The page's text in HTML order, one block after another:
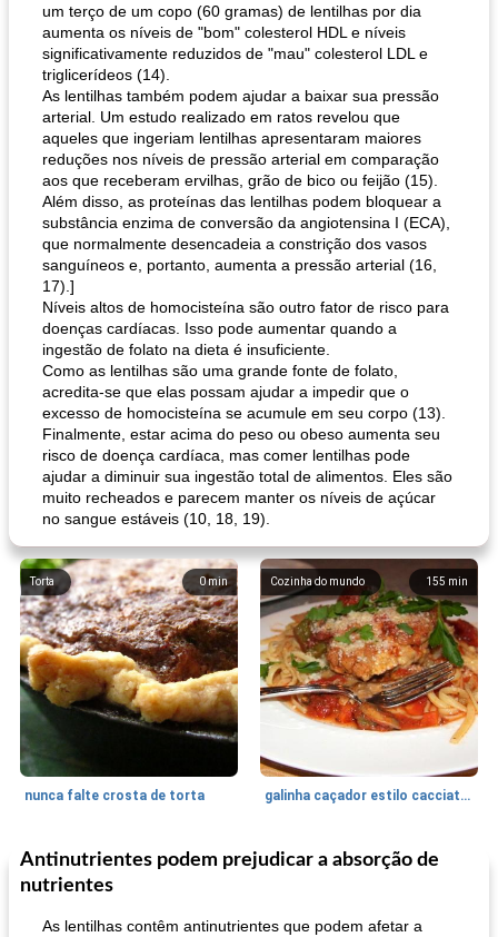
um terço de um copo (60 gramas) de lentilhas por dia
aumenta os níveis de "bom" colesterol HDL e níveis
significativamente reduzidos de "mau" colesterol LDL e
triglicerídeos (14).
As lentilhas também podem ajudar a baixar sua pressão
arterial. Um estudo realizado em ratos revelou que
aqueles que ingeriam lentilhas apresentaram maiores
reduções nos níveis de pressão arterial em comparação
aos que receberam ervilhas, grão de bico ou feijão (15).
Além disso, as proteínas das lentilhas podem bloquear a
substância enzima de conversão da angiotensina I (ECA),
que normalmente desencadeia a constrição dos vasos
sanguíneos e, portanto, aumenta a pressão arterial (16,
17).]
Níveis altos de homocisteína são outro fator de risco para
doenças cardíacas. Isso pode aumentar quando a
ingestão de folato na dieta é insuficiente.
Como as lentilhas são uma grande fonte de folato,
acredita-se que elas possam ajudar a impedir que o
excesso de homocisteína se acumule em seu corpo (13).
Finalmente, estar acima do peso ou obeso aumenta seu
risco de doença cardíaca, mas comer lentilhas pode
ajudar a diminuir sua ingestão total de alimentos. Eles são
muito recheados e parecem manter os níveis de açúcar
no sangue estáveis ​​(10, 18, 19).
0min
Torta
nunca falte crosta de torta
155 min
Cozinha do mundo
galinha caçador estilo cacciatore
1470min
Feriados e Eventos 25
Punch Beverage
Antinutrientes podem prejudicar a absorção de
nutrientes
As lentilhas contêm antinutrientes que podem afetar a